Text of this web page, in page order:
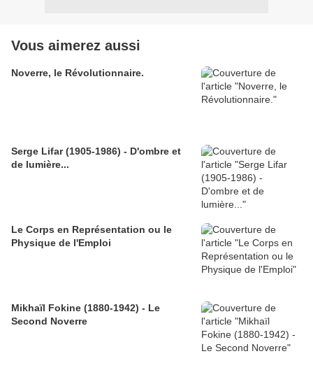
Vous aimerez aussi
Noverre, le Révolutionnaire.
Serge Lifar (1905-1986) - D'ombre et
de lumière...
Le Corps en Représentation ou le
Physique de l'Emploi
Mikhaïl Fokine (1880-1942) - Le
Second Noverre